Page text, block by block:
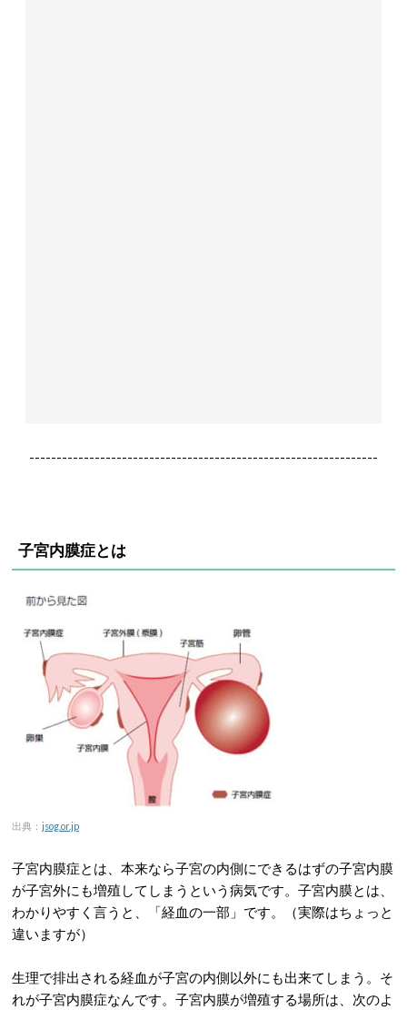
----------------------------------------------------------------
子宮内膜症とは
出典： jsog.or.jp
子宮内膜症とは、本来なら子宮の内側にできるはずの子宮内膜
が子宮外にも増殖してしまうという病気です。子宮内膜とは、
わかりやすく言うと、「経血の一部」です。（実際はちょっと
違いますが）
生理で排出される経血が子宮の内側以外にも出来てしまう。そ
れが子宮内膜症なんです。子宮内膜が増殖する場所は、次のよ